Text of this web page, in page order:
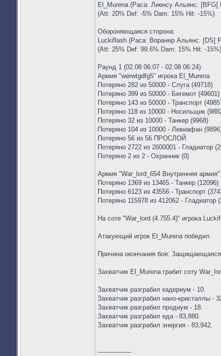
El_Murena (Раса: Лиенсу Альянс:
(Att: 20% Def: -5% Dam: 15% Hit: -15%)
Обороняющаяся сторона:
Luckiflash (Раса: Воранер Альянс: [DS]
(Att: 25% Def: 99.6% Dam: 15% Hit: -15%)
Раунд 1 (02.08 06:07 - 02.08 06:24)
Армия "werwtgdfg5" игрока El_Murena
Потеряно 282 из 50000 - Слуга (49718)
Потеряно 399 из 50000 - Бегемот (49601)
Потеряно 143 из 50000 - Транспорт
Потеряно 118 из 10000 - Носильщик
Потеряно 32 из 10000 - Танкер (9968)
Потеряно 104 из 10000 - Левиафан
Потеряно 56 из 56 ПРОСЛОЙ
Потеряно 2722 из 2600001 - Гладиатор
Потеряно 2 из 2 - Охранник (0)
Армия "War_lord_654 Внутренняя
Потеряно 1369 из 13465 - Танкер (12096)
Потеряно 6123 из 43556 - Транспорт
Потеряно 115978 из 412062 - Гладиатор
На соте "War_lord (4.755.4)" игрока
Атакующий игрок El_Murena победил.
Причина окончания боя:
Захватчик El_Murena грабит соту
Захватчик разграбил кадериум - 10.
Захватчик разграбил нано-кристаллы -
Захватчик разграбил продиум - 18.
Захватчик разграбил еда - 83,880.
Захватчик разграбил энергия - 83,942.
-----------------